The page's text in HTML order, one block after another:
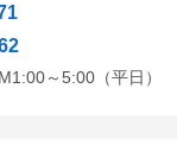
～5:00（平日）